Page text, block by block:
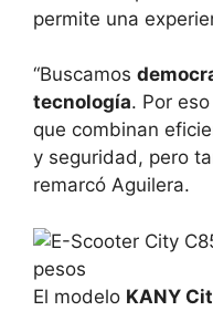
permite una
“Buscamos
tecnología. Por
que combinan
y seguridad, pero
remarcó Aguilera.
El modelo KANY